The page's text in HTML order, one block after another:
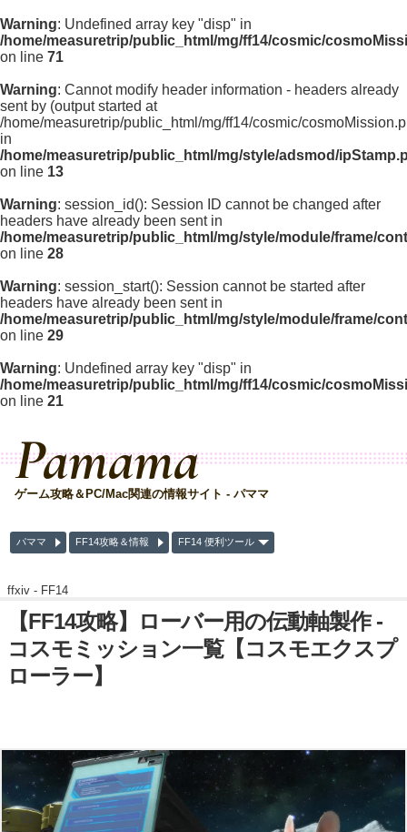
Warning: Undefined array key "disp" in
/home/measuretrip/public_html/mg/ff14/cosmic/
on line 71
Warning: Cannot modify header information - headers already
sent by (output started at
/home/measuretrip/public_html/mg/ff14/cosmic/
in
/home/measuretrip/public_html/mg/style/adsmod/
on line 13
Warning: session_id(): Session ID cannot be changed after
headers have already been sent in
/home/measuretrip/public_html/mg/style/module/frame/
on line 28
Warning: session_start(): Session cannot be started after
headers have already been sent in
/home/measuretrip/public_html/mg/style/module/frame/
on line 29
Warning: Undefined array key "disp" in
/home/measuretrip/public_html/mg/ff14/cosmic/
on line 21
Pamama
ゲーム攻略＆PC/Mac関連の情報サイト - パママ
パママ FF14攻略＆情報 FF14 便利ツール
ffxiv - FF14
【FF14攻略】ローバー用の伝動軸製作 -
コスモミッション一覧【コスモエクスプ
ローラー】